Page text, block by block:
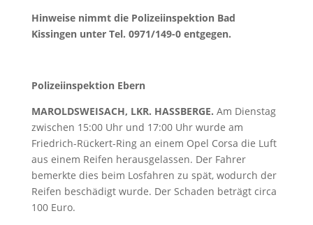
Hinweise nimmt die Polizeiinspektion Bad
Kissingen unter Tel. 0971/149-0 entgegen.
Polizeiinspektion Ebern
MAROLDSWEISACH, LKR. HASSBERGE. Am Dienstag
zwischen 15:00 Uhr und 17:00 Uhr wurde am
Friedrich-Rückert-Ring an einem Opel Corsa die Luft
aus einem Reifen herausgelassen. Der Fahrer
bemerkte dies beim Losfahren zu spät, wodurch der
Reifen beschädigt wurde. Der Schaden beträgt circa
100 Euro.